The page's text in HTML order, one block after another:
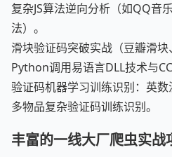
复杂JS算法逆向分析（如QQ音
法）。
滑块验证码突破实战（豆瓣滑块
Python调用易语言DLL技术与CC
验证码机器学习训练识别：英
多物品复杂验证码训练识别。
丰富的一线大厂爬虫实战